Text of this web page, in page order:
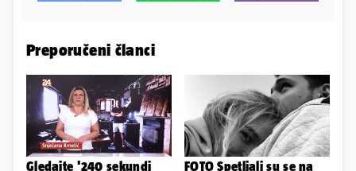
Preporučeni članci
Gledajte '240 sekundi
FOTO Spetljali su se na